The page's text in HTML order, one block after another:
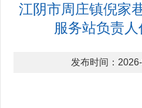
江阴市周庄镇倪家
服务站负责
发布时间：